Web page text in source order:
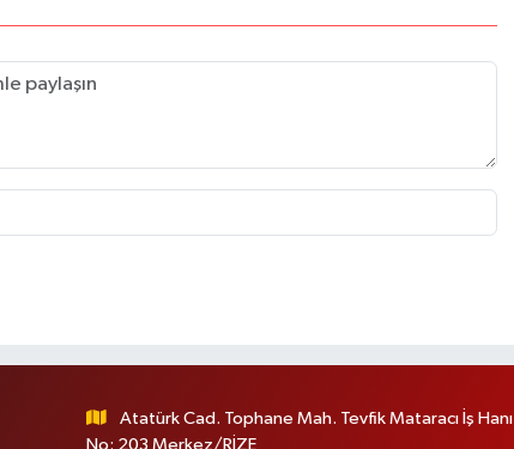
Atatürk Cad. Tophane Mah. Tevfik Mataracı İş Hanı
No: 203 Merkez/RİZE